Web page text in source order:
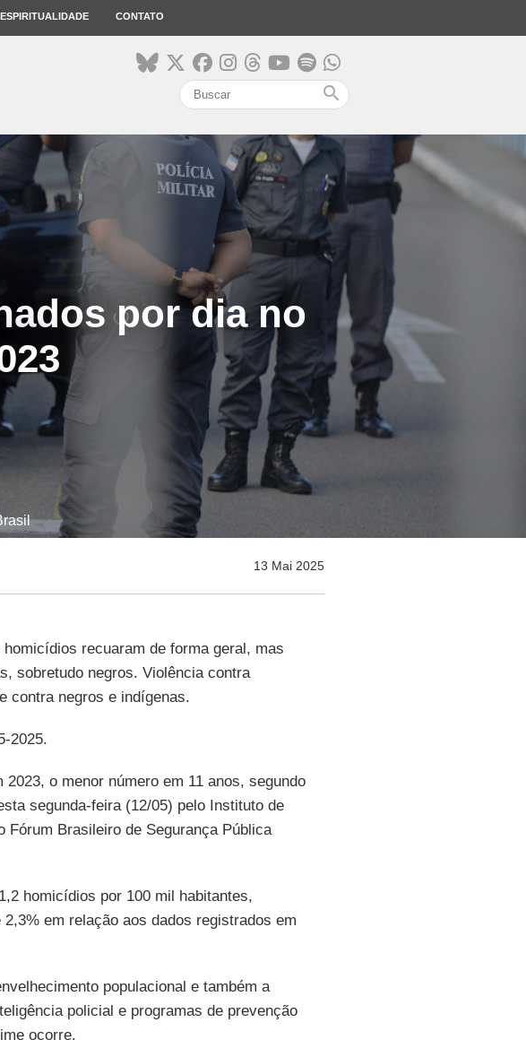
ESPIRITUALIDADE CONTATO
search
por dia no
13 Mai 2025
recuaram de forma geral, mas
sobretudo negros. Violência contra
contra negros e indígenas.
2025.
o menor número em 11 anos, segundo
segunda-feira (12/05) pelo Instituto de
Fórum Brasileiro de Segurança Pública
homicídios por 100 mil habitantes,
em relação aos dados registrados em
populacional e também a
policial e programas de prevenção
ocorre.